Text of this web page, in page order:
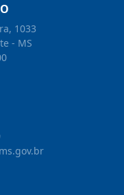
1033
- MS